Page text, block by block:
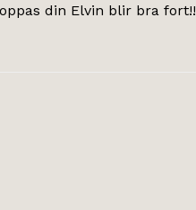
din Elvin blir bra fort!!